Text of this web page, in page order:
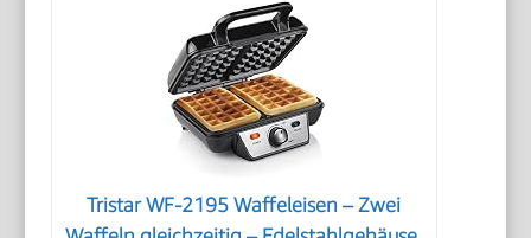
Tristar WF-2195 Waffeleisen – Zwei